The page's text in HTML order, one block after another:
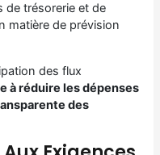
de trésorerie et de
matière de prévision
des flux
à réduire les dépenses
des